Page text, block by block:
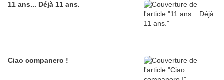
11 ans... Déjà 11 ans.
Ciao companero !